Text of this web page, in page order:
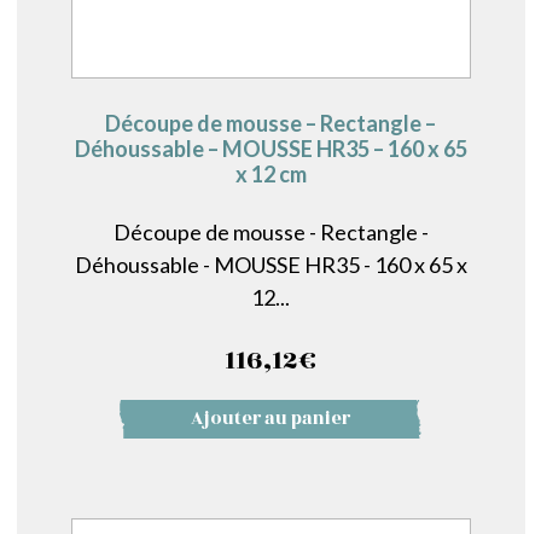
Découpe de mousse – Rectangle –
Déhoussable – MOUSSE HR35 – 160 x 65
x 12 cm
Découpe de mousse - Rectangle -
Déhoussable - MOUSSE HR35 - 160 x 65 x
12...
116,12€
Ajouter au panier